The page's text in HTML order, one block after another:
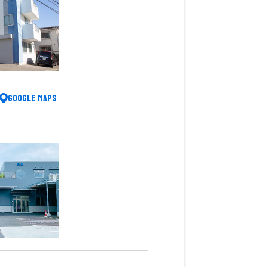
Google Maps